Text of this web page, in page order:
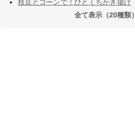
枝豆とコーンで！ひとくちかき揚げ
全て表示（20種類）